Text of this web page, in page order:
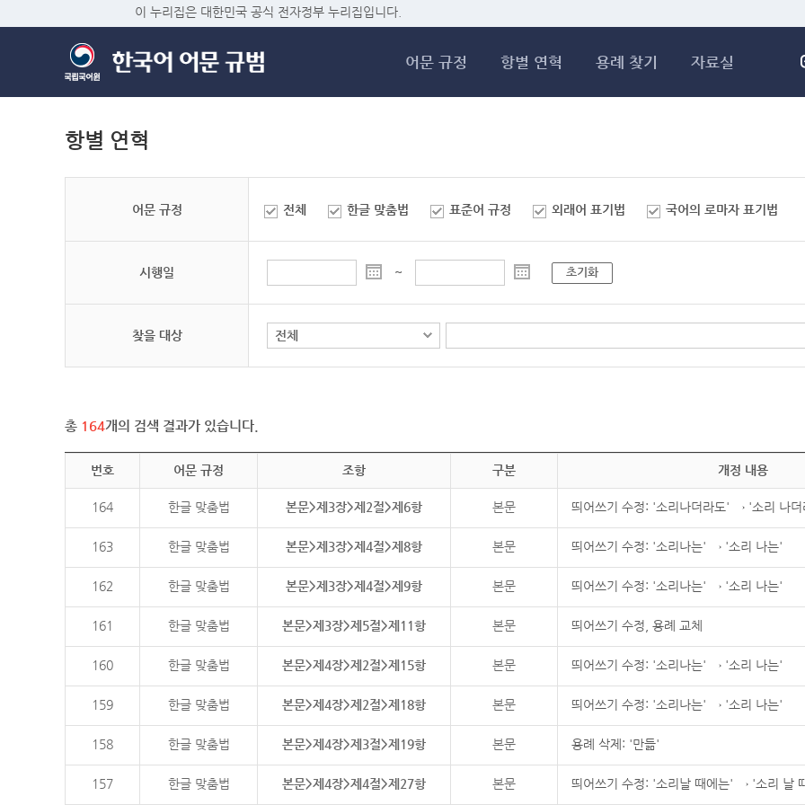
이 누리집은 대한민국 공식 전자정부 누리집입니다.
어문 규정 항별 연혁 용례 찾기 자료실
항별 연혁
어문 규정 전체 한글 맞춤법 표준어 규정 외래어 표기법 국어의 로마자 표기법
시행일 ~ 초기화
찾을 대상
총 164개의 검색 결과가 있습니다.
번호 어문 규정 조항 구분 개정 내용
164 한글 맞춤법 본문>제3장>제2절>제6항 본문 띄어쓰기 수정: '소리나더라도' → '소리 나더
163 한글 맞춤법 본문>제3장>제4절>제8항 본문 띄어쓰기 수정: '소리나는' → '소리 나는'
162 한글 맞춤법 본문>제3장>제4절>제9항 본문 띄어쓰기 수정: '소리나는' → '소리 나는'
161 한글 맞춤법 본문>제3장>제5절>제11항 본문 띄어쓰기 수정, 용례 교체
160 한글 맞춤법 본문>제4장>제2절>제15항 본문 띄어쓰기 수정: '소리나는' → '소리 나는'
159 한글 맞춤법 본문>제4장>제2절>제18항 본문 띄어쓰기 수정: '소리나는' → '소리 나는'
158 한글 맞춤법 본문>제4장>제3절>제19항 본문 용례 삭제: '만듦'
157 한글 맞춤법 본문>제4장>제4절>제27항 본문 띄어쓰기 수정: '소리날 때에는' → '소리 날